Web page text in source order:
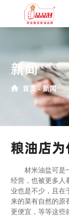
新闻
首页 新闻
粮油店为
材米油盐可是
经营，也被更多人
业也是不少，且在
来的菜有自然的原
更便宜，等等这些